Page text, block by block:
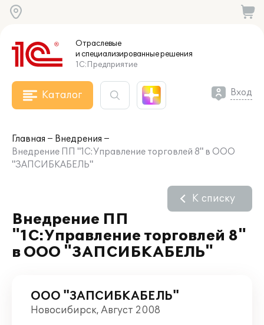
Отраслевые
и специализированныерешения
1С:Предприятие
Каталог Вход
Главная
Внедрения
Внедрение ПП "1С:Управление торговлей 8" в ООО
"ЗАПСИБКАБЕЛЬ"
Внедрение ПП
"1С:Управление торговлей 8"
в ООО "ЗАПСИБКАБЕЛЬ"
К списку
ООО "ЗАПСИБКАБЕЛЬ"
Новосибирск, Август 2008